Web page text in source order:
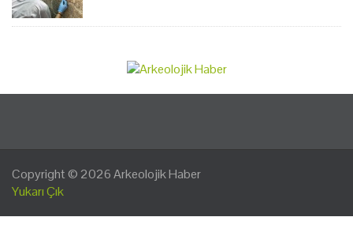
Copyright © 2026Arkeolojik Haber
Yukarı Çık